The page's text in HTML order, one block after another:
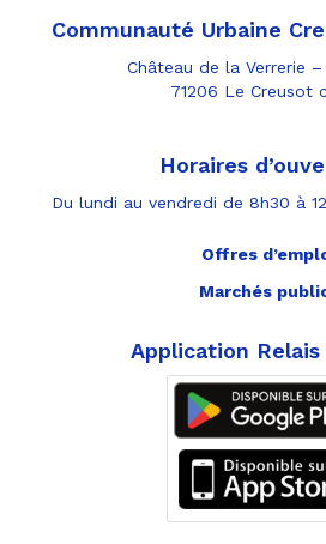
Communauté Urbaine
Château de la Verrerie
71206 Le Creusot
Horaires
Du lundi au vendredi de 8h30 à
Offres
Marchés
Application